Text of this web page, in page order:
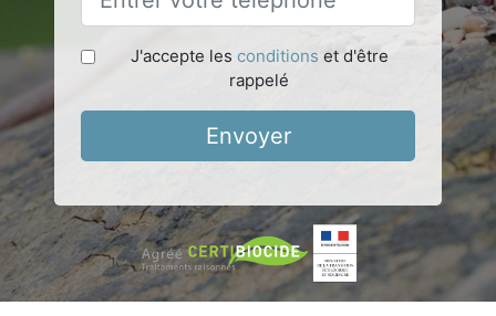
J'accepte les conditions et d'être
rappelé
Envoyer